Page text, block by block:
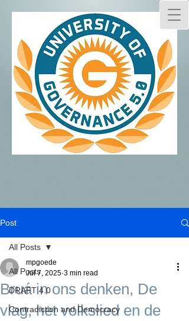
Post
All Posts
DRAFT 4.0
Contradiction and Democracy
All Posts
Bruá in ons denken, De
vlag, het volkslied en de
mpgoede
Jul 7, 2025 3 min read